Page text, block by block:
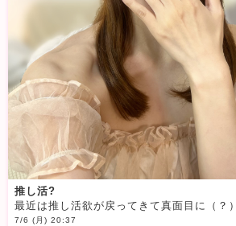
推し活?
最近は推し活欲が戻ってきて真面目に（？
7/6 (月) 20:37